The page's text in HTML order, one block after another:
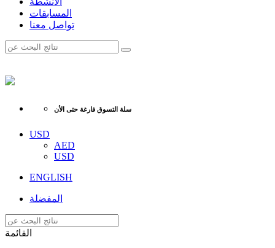
المسابقات
تواصل معنا
سلة التسوق فارغة حتى الأن
USD
AED
USD
ENGLISH
المفضلة
القائمة